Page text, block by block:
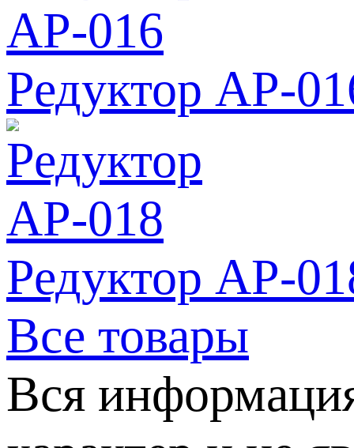
Редуктор АР-
Редуктор АР-
Все товары
Вся